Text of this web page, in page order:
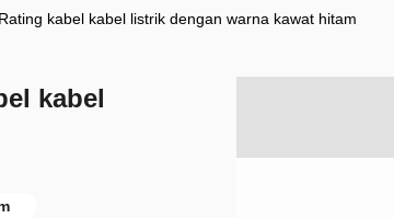
kabel kabel listrik dengan warna kawat hitam
kabel